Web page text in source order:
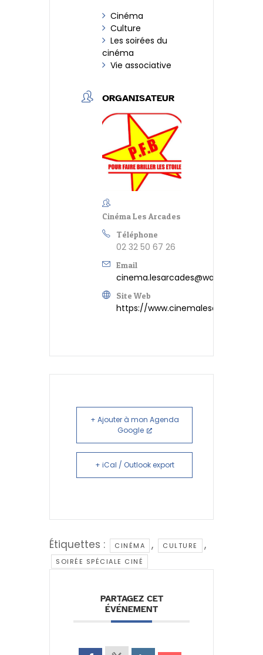
Cinéma
Culture
Les soirées du
cinéma
Vie associative
ORGANISATEUR
Cinéma Les Arcades
Téléphone
02 32 50 67 26
Email
cinema.lesarcades@wanadoo.fr
Site Web
https://
+ Ajouter à mon Agenda
Google
+ iCal / Outlook export
Étiquettes : CINÉMA , CULTURE ,
SOIRÉE SPÉCIALE CINÉ
PARTAGEZ CET
ÉVÉNEMENT